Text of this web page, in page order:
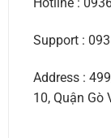
Support :
Address :
10, Quận Gò